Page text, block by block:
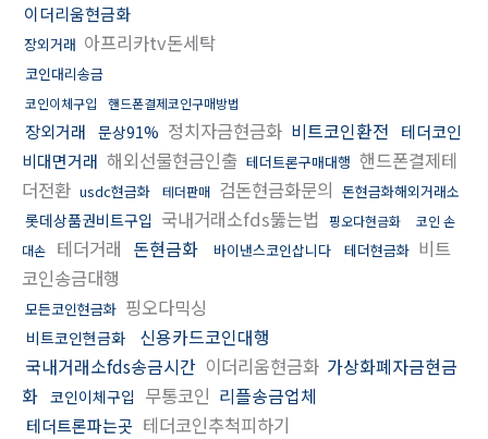
이더리움현금화
장외거래 아프리카tv돈세탁
코인대리송금
코인이체구입 핸드폰결제코인구매방법
장외거래 문상91% 정치자금현금화 비트코인환전
테더코인
비대면거래 해외선물현금인출 테더트론구매대행 핸드폰결제테
더전환 usdc현금화 테더판매 검돈현금화문의 돈현금화해외거래소
롯데상품권비트구입 국내거래소fds뚫는법 핑오다현금화
코인 손
대손
테더거래 돈현금화 바이낸스코인삽니다 테더현금화 비트
코인송금대행
모든코인현금화 핑오다믹싱
비트코인현금화
신용카드코인대행
국내거래소fds송금시간 이더리움현금화 가상화폐자금현금
화 코인이체구입 무통코인 리플송금업체
테더트론파는곳 테더코인추척피하기